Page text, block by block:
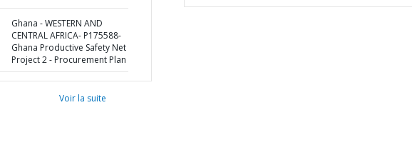
Ghana - WESTERN AND
CENTRAL AFRICA- P175588-
Ghana Productive Safety Net
Project 2 - Procurement Plan
Voir la suite